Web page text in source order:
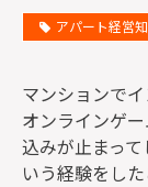
アパート経営
マンションで
オンラインゲ
込みが止まっ
いう経験をし